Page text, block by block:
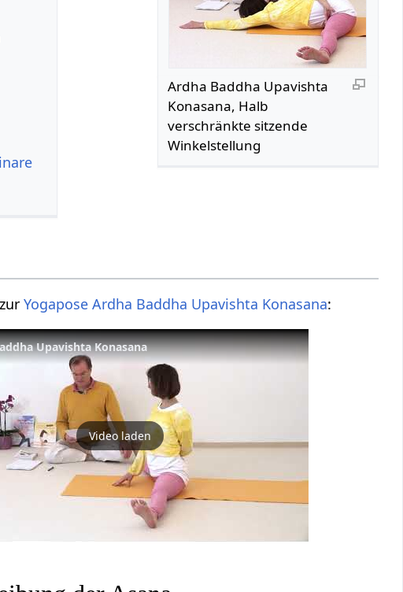
Ardha Baddha Upavishta
Konasana, Halb
verschränkte sitzende
Winkelstellung
Yogapose Ardha Baddha Upavishta Konasana:
Upavishta Konasana
Video laden